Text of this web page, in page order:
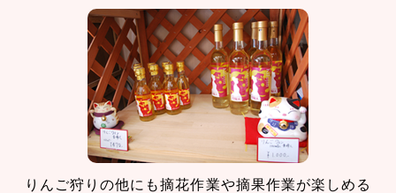
りんご狩りの他にも摘花作業や摘果作業が楽しめる